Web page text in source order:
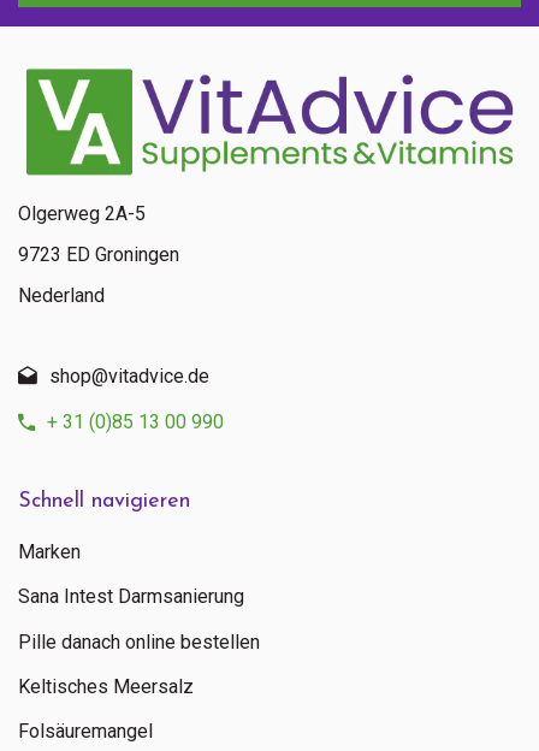
Schnell navigieren
Marken
Sana Intest Darmsanierung
Pille danach online bestellen
Keltisches Meersalz
Folsäuremangel
Olgerweg 2A-5
9723 ED Groningen
Nederland
shop@vitadvice.de
+ 31 (0)85 13 00 990